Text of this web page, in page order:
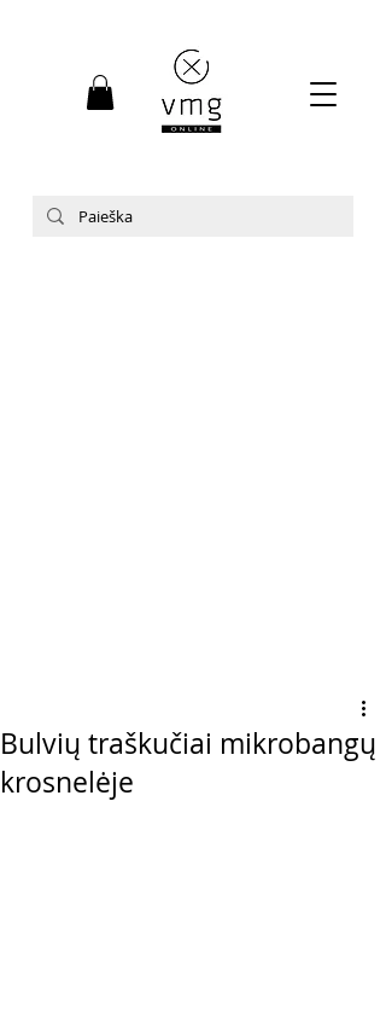
Bulvių traškučiai mikrobangų
krosnelėje